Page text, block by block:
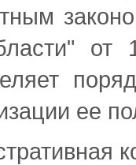
от
ее